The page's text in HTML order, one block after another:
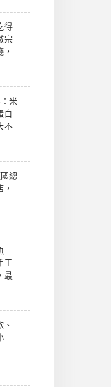
得
宗
米
白
不
總
工
最
、
一